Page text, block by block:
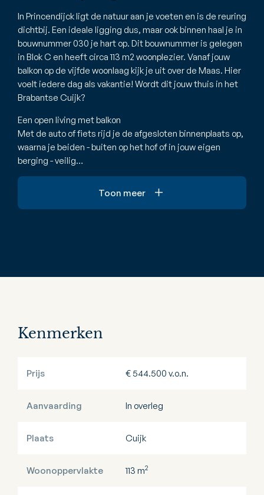
In Princendijck ligt de natuur aan je voeten en is de reuring
dichtbij. Een ideale ligging dus, maar ook binnen haal je in
bouwnummer 030 je hart op. Dit bouwnummer is gelegen
in Blok C en heeft circa 113 m2 woonplezier. Vanaf jouw
balkon op de vijfde woonlaag kijk je uit over de Maas. Hier
voelt iedere dag als vakantie! Wordt dit jouw thuis in het
Brabantse Cuijk?
Een open living met balkon
Met de auto of fiets rijd je de afgesloten binnenplaats op,
waarna je beiden - buiten op het hof of in jouw eigen
berging - veilig…
Toon meer
Kenmerken
Prijs € 544.500 v.o.n.
Aanvaarding In overleg
Plaats Cuijk
Woonoppervlakte 113 m2